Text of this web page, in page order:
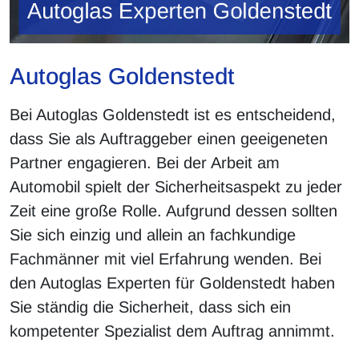
Autoglas Goldenstedt
Bei Autoglas Goldenstedt ist es entscheidend,
dass Sie als Auftraggeber einen geeigeneten
Partner engagieren. Bei der Arbeit am
Automobil spielt der Sicherheitsaspekt zu jeder
Zeit eine große Rolle. Aufgrund dessen sollten
Sie sich einzig und allein an fachkundige
Fachmänner mit viel Erfahrung wenden. Bei
den Autoglas Experten für Goldenstedt haben
Sie ständig die Sicherheit, dass sich ein
kompetenter Spezialist dem Auftrag annimmt.